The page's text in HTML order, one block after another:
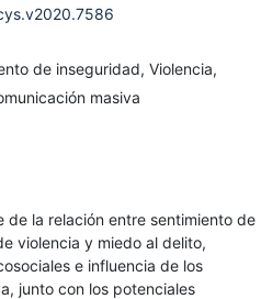
de inseguridad, Violencia,
masiva
de la relación entre sentimiento de
violencia y miedo al delito,
e influencia de los
junto con los potenciales